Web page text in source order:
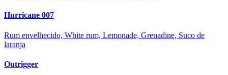
Hurricane 007
Rum envelhecido, White rum, Lemonade, Grenadine, Suco de
laranja
Outrigger